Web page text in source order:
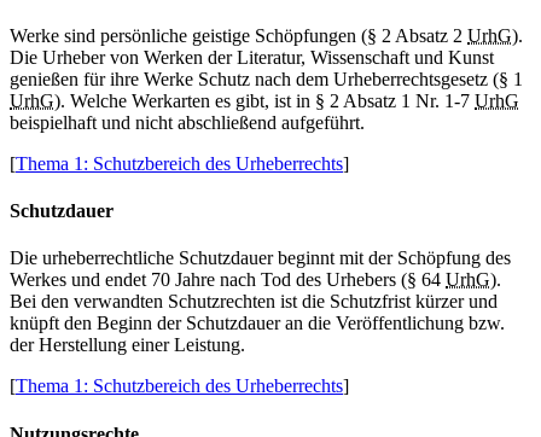
Werke sind persönliche geistige Schöpfungen (§ 2 Absatz 2 UrhG).
Die Urheber von Werken der Literatur, Wissenschaft und Kunst
genießen für ihre Werke Schutz nach dem Urheberrechtsgesetz (§ 1
UrhG). Welche Werkarten es gibt, ist in § 2 Absatz 1 Nr. 1-7 UrhG
beispielhaft und nicht abschließend aufgeführt.
[Thema 1: Schutzbereich des Urheberrechts]
Schutzdauer
Die urheberrechtliche Schutzdauer beginnt mit der Schöpfung des
Werkes und endet 70 Jahre nach Tod des Urhebers (§ 64 UrhG).
Bei den verwandten Schutzrechten ist die Schutzfrist kürzer und
knüpft den Beginn der Schutzdauer an die Veröffentlichung bzw.
der Herstellung einer Leistung.
[Thema 1: Schutzbereich des Urheberrechts]